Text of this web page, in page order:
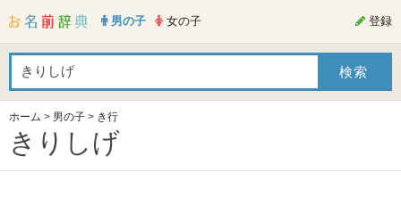
男の子 女の子 登録
ホーム > 男の子 > き行
きりしげ